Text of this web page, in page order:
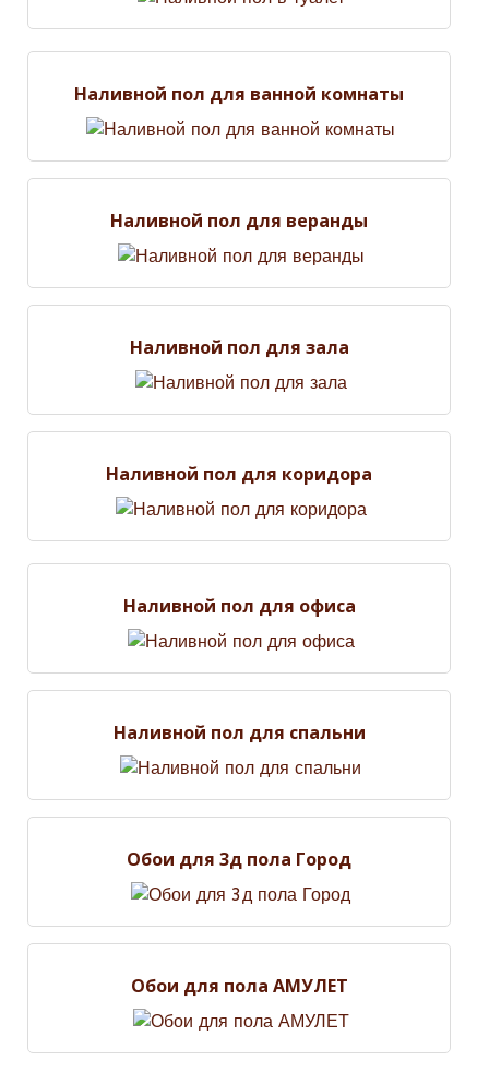
Наливной пол для ванной комнаты
Наливной пол для веранды
Наливной пол для зала
Наливной пол для коридора
Наливной пол для офиса
Наливной пол для спальни
Обои для 3д пола Город
Обои для пола АМУЛЕТ